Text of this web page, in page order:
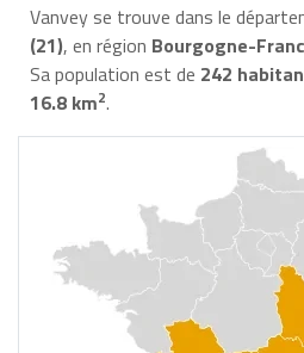
Vanvey se trouve dans le
(21), en région Bourgogne-
Sa population est de 242
16.8 km2.